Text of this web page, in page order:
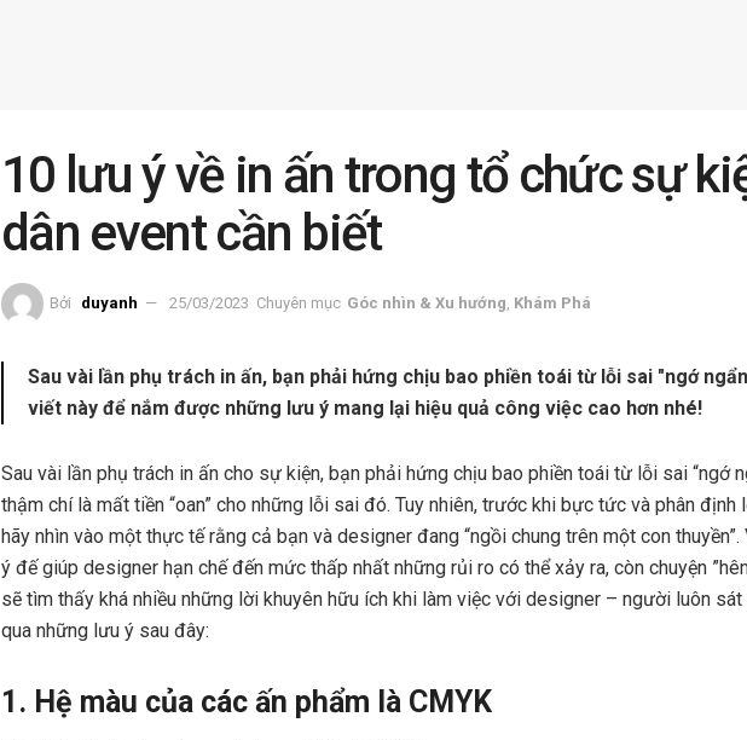
10 lưu ý về in ấn trong tổ chức sự
dân event cần biết
Bởi duyanh 25/03/2023 Chuyên mục Góc nhìn & Xu hướng, Khám Phá
Sau vài lần phụ trách in ấn, bạn phải hứng chịu bao phiền toái từ lỗi sai "ngớ
viết này để nắm được những lưu ý mang lại hiệu quả công việc cao hơn nhé!
Sau vài lần phụ trách in ấn cho sự kiện, bạn phải hứng chịu bao phiền toái từ lỗi sai “ngớ
thậm chí là mất tiền “oan” cho những lỗi sai đó. Tuy nhiên, trước khi bực tức và phân định
hãy nhìn vào một thực tế rằng cả bạn và designer đang “ngồi chung trên một con thuyền”.
ý đế giúp designer hạn chế đến mức thấp nhất những rủi ro có thể xảy ra, còn chuyện
sẽ tìm thấy khá nhiều những lời khuyên hữu ích khi làm việc với designer – người luôn
qua những lưu ý sau đây:
1. Hệ màu của các ấn phẩm là CMYK